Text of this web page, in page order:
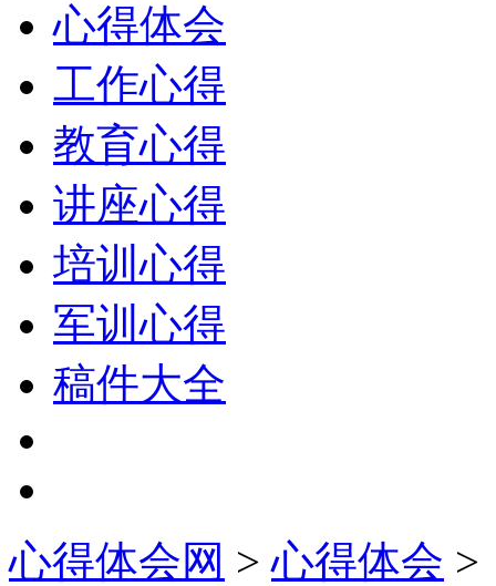
心得体会
工作心得
教育心得
讲座心得
培训心得
军训心得
稿件大全
心得体会网 >心得体会 >